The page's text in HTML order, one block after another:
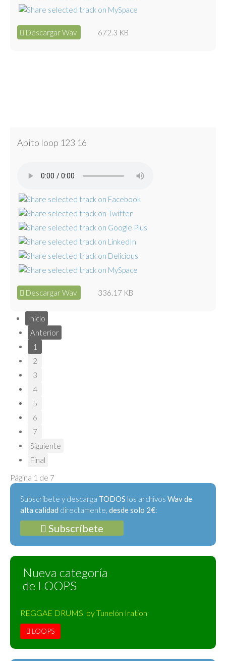
Descargar Wav 672.3 KB
Apito loop 123 16
Descargar Wav 336.17 KB
Inicio
Anterior
1
2
3
4
5
6
7
Siguiente
Final
Página 1 de 7
Subscríbete y descarga TODOS los archivos Wav de
alta calidad directamente, desde solo 2€:
Subscríbete
Nueva categoría
de LOOPS
REGGAE DRUMS by Tunelón Iration
LOOPS